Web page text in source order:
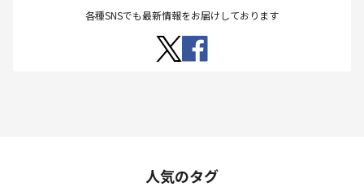
各種SNSでも最新情報をお届けしております
人気のタグ